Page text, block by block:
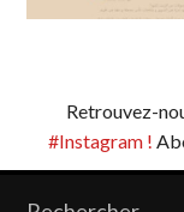
Retrouvez-
#Instagram !